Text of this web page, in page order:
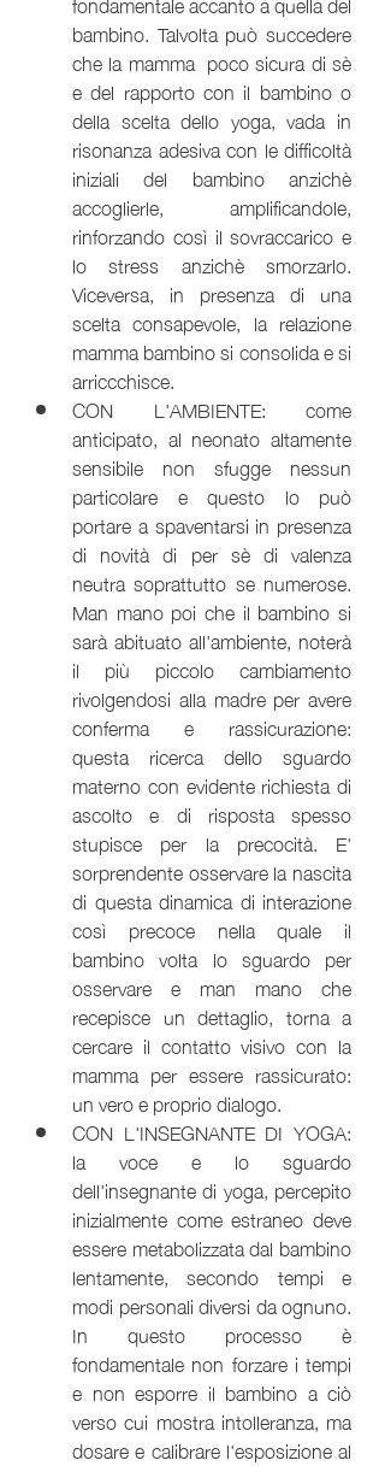
bambino. Talvolta può succedere
che la mamma  poco sicura di sè
e del rapporto con il bambino o
della scelta dello yoga, vada in
risonanza adesiva con le difficoltà
iniziali del bambino anzichè
accoglierle, amplificandole,
rinforzando così il sovraccarico e
lo stress anzichè smorzarlo.
Viceversa, in presenza di una
scelta consapevole, la relazione
mamma bambino si consolida e si
arriccchisce.
CON L'AMBIENTE: come
anticipato, al neonato altamente
sensibile non sfugge nessun
particolare e questo lo può
portare a spaventarsi in presenza
di novità di per sè di valenza
neutra soprattutto se numerose.
Man mano poi che il bambino si
sarà abituato all'ambiente, noterà
il più piccolo cambiamento
rivolgendosi alla madre per avere
conferma e rassicurazione:
questa ricerca dello sguardo
materno con evidente richiesta di
ascolto e di risposta spesso
stupisce per la precocità. E'
sorprendente osservare la nascita
di questa dinamica di interazione
così precoce nella quale il
bambino volta lo sguardo per
osservare e man mano che
recepisce un dettaglio, torna a
cercare il contatto visivo con la
mamma per essere rassicurato:
un vero e proprio dialogo.
CON L'INSEGNANTE DI YOGA:
la voce e lo sguardo
dell'insegnante di yoga, percepito
inizialmente come estraneo deve
essere metabolizzata dal bambino
lentamente, secondo tempi e
modi personali diversi da ognuno.
In questo processo è
fondamentale non forzare i tempi
e non esporre il bambino a ciò
verso cui mostra intolleranza, ma
dosare e calibrare l'esposizione al